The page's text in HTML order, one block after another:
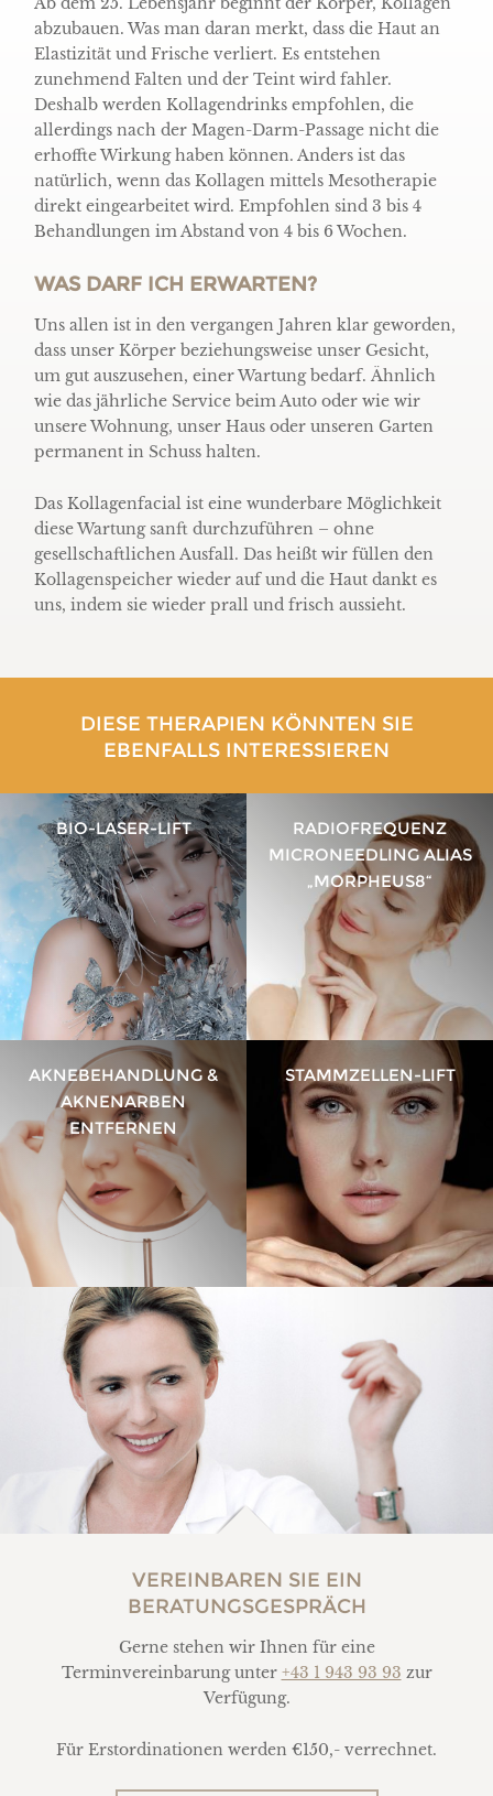
abzubauen. Was man daran merkt, dass die Haut an
Elastizität und Frische verliert. Es entstehen
zunehmend Falten und der Teint wird fahler.
Deshalb werden Kollagendrinks empfohlen, die
allerdings nach der Magen-Darm-Passage nicht die
erhoffte Wirkung haben können. Anders ist das
natürlich, wenn das Kollagen mittels Mesotherapie
direkt eingearbeitet wird. Empfohlen sind 3 bis 4
Behandlungen im Abstand von 4 bis 6 Wochen.
WAS DARF ICH ERWARTEN?
Uns allen ist in den vergangen Jahren klar geworden,
dass unser Körper beziehungsweise unser Gesicht,
um gut auszusehen, einer Wartung bedarf. Ähnlich
wie das jährliche Service beim Auto oder wie wir
unsere Wohnung, unser Haus oder unseren Garten
permanent in Schuss halten.
Das Kollagenfacial ist eine wunderbare Möglichkeit
diese Wartung sanft durchzuführen – ohne
gesellschaftlichen Ausfall. Das heißt wir füllen den
Kollagenspeicher wieder auf und die Haut dankt es
uns, indem sie wieder prall und frisch aussieht.
DIESE THERAPIEN KÖNNTEN SIE
EBENFALLS INTERESSIEREN
BIO-LASER-LIFT
RADIOFREQUENZ
MICRONEEDLING ALIAS
„MORPHEUS8“
AKNEBEHANDLUNG &
AKNENARBEN
ENTFERNEN
STAMMZELLEN-LIFT
VEREINBAREN SIE EIN
BERATUNGSGESPRÄCH
Gerne stehen wir Ihnen für eine
Terminvereinbarung unter +43 1 943 93 93 zur
Verfügung.
Für Erstordinationen werden €150,- verrechnet.